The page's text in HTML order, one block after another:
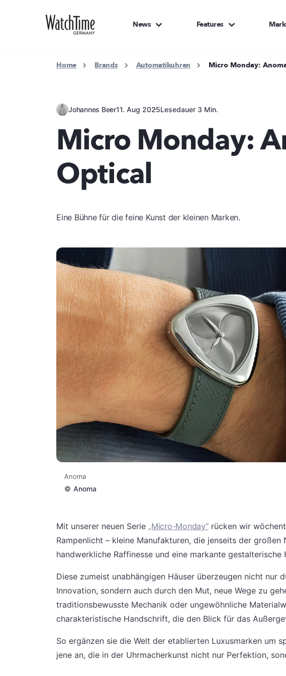
News Features
Home Brands Automatikuhren Micro Monday:
Johannes Beer11. Aug 2025Lesedauer 3 Min.
Micro Monday:
Optical
Eine Bühne für die feine Kunst der kleinen Marken.
Anoma
© Anoma
Mit unserer neuen Serie „Micro-Monday“rücken wir
Rampenlicht – kleine Manufakturen, die jenseits der großen
handwerkliche Raffinesse und eine markante gestalterische
Diese zumeist unabhängigen Häuser überzeugen nicht nur
Innovation, sondern auch durch den Mut, neue Wege zu
traditionsbewusste Mechanik oder ungewöhnliche
charakteristische Handschrift, die den Blick für das
So ergänzen sie die Welt der etablierten Luxusmarken um
jene an, die in der Uhrmacherkunst nicht nur Perfektion,